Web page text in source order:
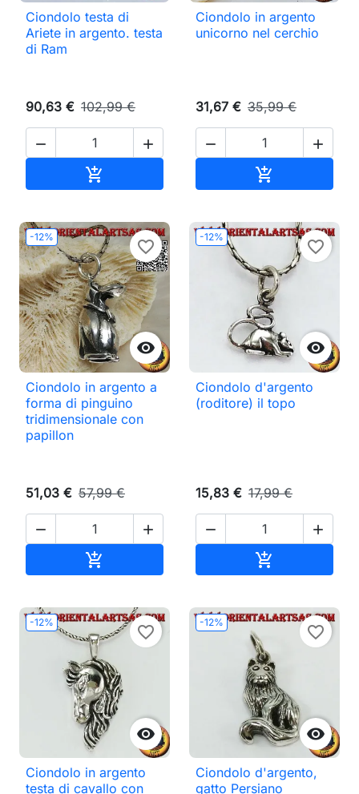
Ciondolo testa di
Ariete in argento. testa
di Ram
90,63 € 102,99 €
 

Ciondolo in argento
unicorno nel cerchio
31,67 € 35,99 €
 

-12%

favorite_border
Ciondolo in argento a
forma di pinguino
tridimensionale con
papillon
51,03 € 57,99 €
 

-12%

favorite_border
Ciondolo d'argento
(roditore) il topo
15,83 € 17,99 €
 

-12%

favorite_border
Ciondolo in argento
testa di cavallo con
-12%

favorite_border
Ciondolo d'argento,
gatto Persiano